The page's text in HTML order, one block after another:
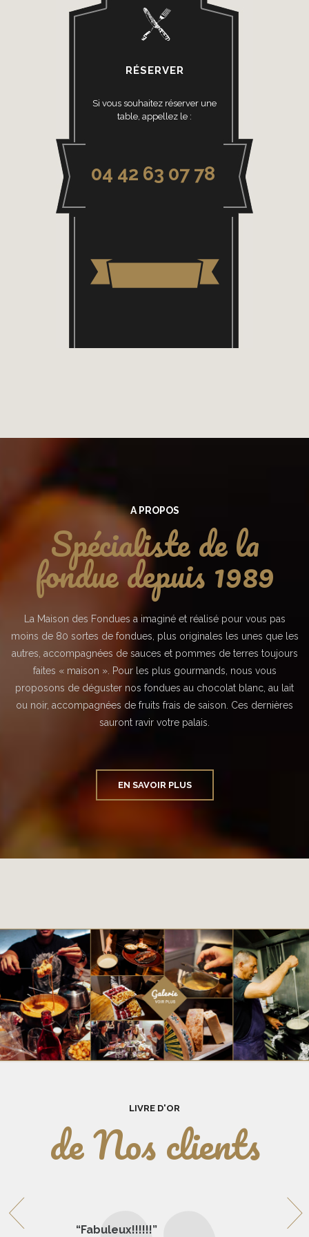
RÉSERVER
Si vous souhaitez réserver une
table, appellez le :
04 42 63 07 78
A PROPOS
Spécialiste de la
fondue depuis 1989
La Maison des Fondues a imaginé et réalisé pour vous pas
moins de 80 sortes de fondues, plus originales les unes que les
autres, accompagnées de sauces et pommes de terres toujours
faites « maison ». Pour les plus gourmands, nous vous
proposons de déguster nos fondues au chocolat blanc, au lait
ou noir, accompagnées de fruits frais de saison. Ces dernières
sauront ravir votre palais.
EN SAVOIR PLUS
LIVRE D'OR
de Nos clients
“Fabuleux!!!!!!”
“Frais, bon ,